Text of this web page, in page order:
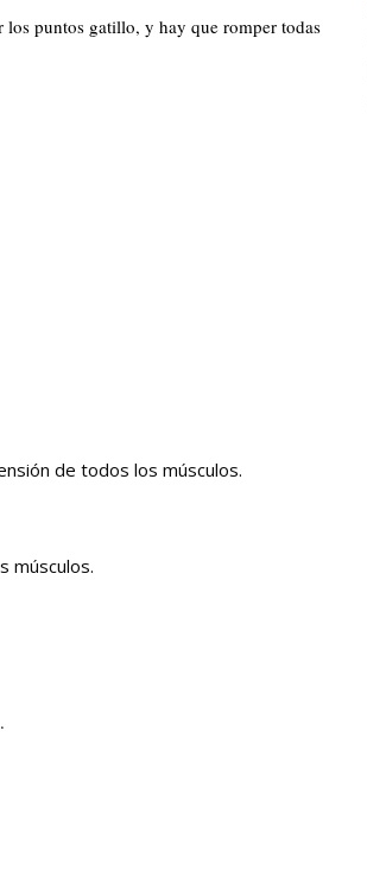
puntos gatillo, y hay que romper todas
de todos los músculos.
músculos.